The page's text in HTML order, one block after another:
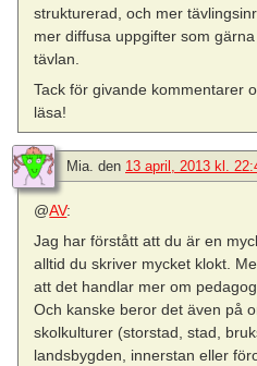
strukturerad, och mer
mer diffusa uppgifter som
tävlan.
Tack för givande kommentarer
läsa!
Mia. den 13 april, 2013 kl.
@AV:
Jag har förstått att du är en
alltid du skriver mycket klokt.
att det handlar mer om
Och kanske beror det även på
skolkulturer (storstad, stad,
landsbygden, innerstan eller